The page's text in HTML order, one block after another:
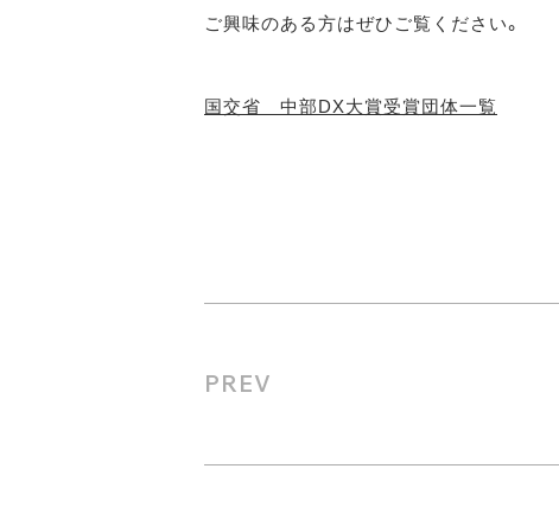
ご興味のある方はぜひご覧ください。
国交省 中部DX大賞受賞団体一覧
PREV